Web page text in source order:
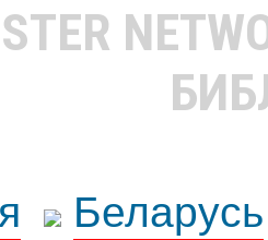
Беларусь